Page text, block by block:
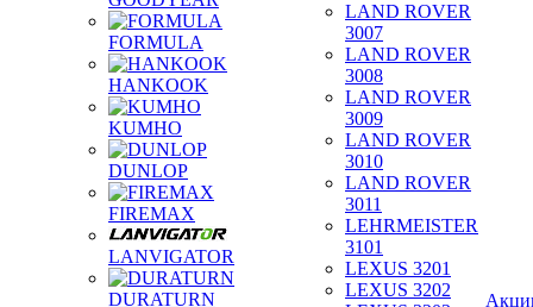
FORMULA
HANKOOK
KUMHO
DUNLOP
FIREMAX
LANVIGATOR
DURATURN
LAND ROVER
3007
LAND ROVER
3008
LAND ROVER
3009
LAND ROVER
3010
LAND ROVER
3011
LEHRMEISTER
3101
LEXUS 3201
LEXUS 3202